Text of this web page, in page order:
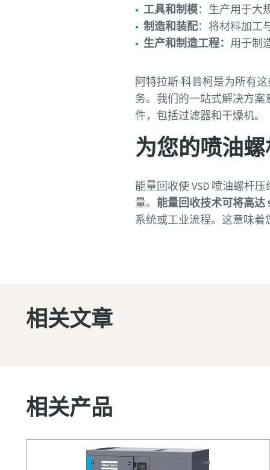
工具和制模：生产用于大
制造和装配：将材料加工
生产和制造工程： 用于制
阿特拉斯·科普柯是为所有
务。我们的一站式解决方案
件，包括过滤器和干燥机。
为您的喷油
能量回收使 VSD 喷油螺杆
量。 能量回收技术可将高
系统或工业流程。这意味
相关文章
相关产品